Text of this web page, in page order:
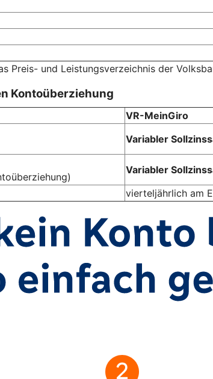
Preis- und Leistungsverzeichnis der
Kontoüberziehung
VR-MeinGiro
Variabler
Variabler
vierteljährlich am